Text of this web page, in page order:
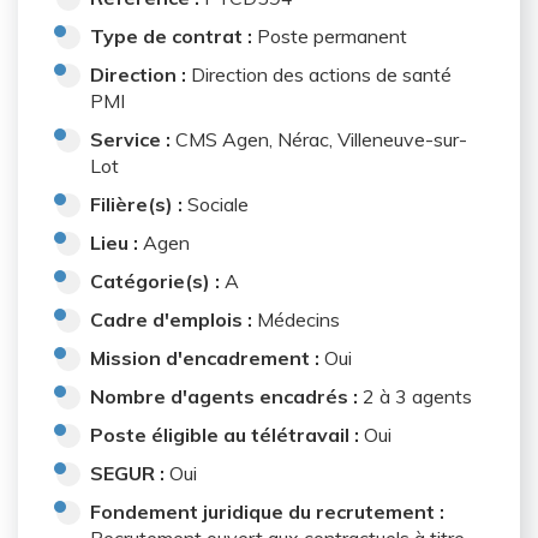
Type de contrat : Poste permanent
Direction : Direction des actions de santé
PMI
Service : CMS Agen, Nérac, Villeneuve-sur-
Lot
Filière(s) : Sociale
Lieu : Agen
Catégorie(s) : A
Cadre d'emplois : Médecins
Mission d'encadrement : Oui
Nombre d'agents encadrés : 2 à 3 agents
Poste éligible au télétravail : Oui
SEGUR : Oui
Fondement juridique du recrutement :